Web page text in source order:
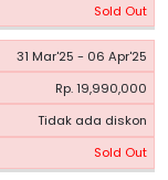
Sold Out
31 Mar'25 - 06 Apr'25
Rp. 19,990,000
Tidak ada diskon
Sold Out